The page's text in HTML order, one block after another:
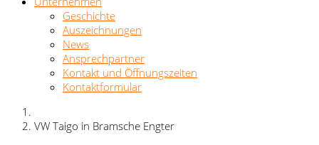
Geschichte
Auszeichnungen
News
Ansprechpartner
Kontakt und Öffnungszeiten
Kontaktformular
VW Taigo in Bramsche Engter